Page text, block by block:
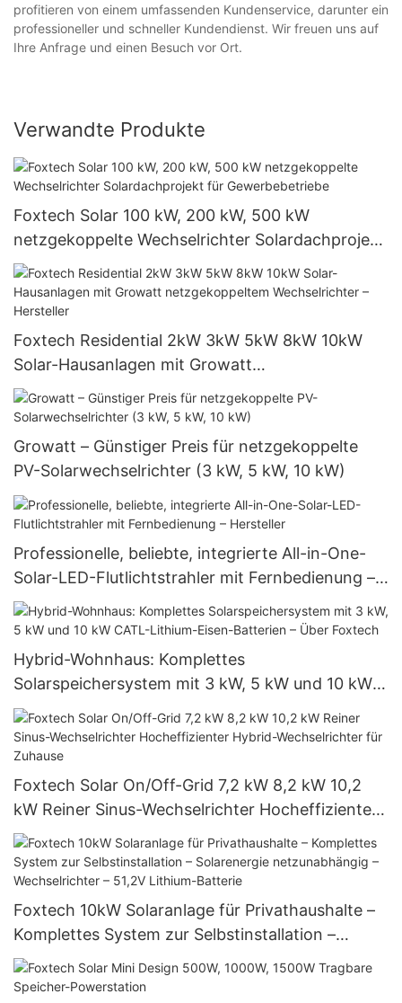
profitieren von einem umfassenden Kundenservice, darunter ein
professioneller und schneller Kundendienst. Wir freuen uns auf
Ihre Anfrage und einen Besuch vor Ort.
Verwandte Produkte
Foxtech Solar 100 kW, 200 kW, 500 kW
netzgekoppelte Wechselrichter Solardachprojekt
für Gewerbebetriebe
Foxtech Residential 2kW 3kW 5kW 8kW 10kW
Solar-Hausanlagen mit Growatt
netzgekoppeltem Wechselrichter – Hersteller
Growatt – Günstiger Preis für netzgekoppelte
PV-Solarwechselrichter (3 kW, 5 kW, 10 kW)
Professionelle, beliebte, integrierte All-in-One-
Solar-LED-Flutlichtstrahler mit Fernbedienung –
Hersteller
Hybrid-Wohnhaus: Komplettes
Solarspeichersystem mit 3 kW, 5 kW und 10 kW
CATL-Lithium-Eisen-Batterien – Über Foxtech
Foxtech Solar On/Off-Grid 7,2 kW 8,2 kW 10,2
kW Reiner Sinus-Wechselrichter Hocheffizienter
Hybrid-Wechselrichter für Zuhause
Foxtech 10kW Solaranlage für Privathaushalte –
Komplettes System zur Selbstinstallation –
Solarenergie netzunabhängig – Wechselrichter –
51,2V Lithium-Batterie